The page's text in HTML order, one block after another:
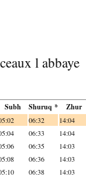
l abbaye
Subh Shuruq * Zhur
06:32 14:04
06:33 14:04
06:35 14:03
06:36 14:03
06:38 14:03